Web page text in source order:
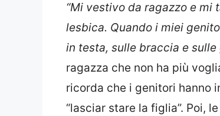
“Mi vestivo da ragazzo e
lesbica. Quando i miei
in testa, sulle braccia e
ragazza che non ha più
ricorda che i genitori hanno
“lasciar stare la figlia”. Poi,